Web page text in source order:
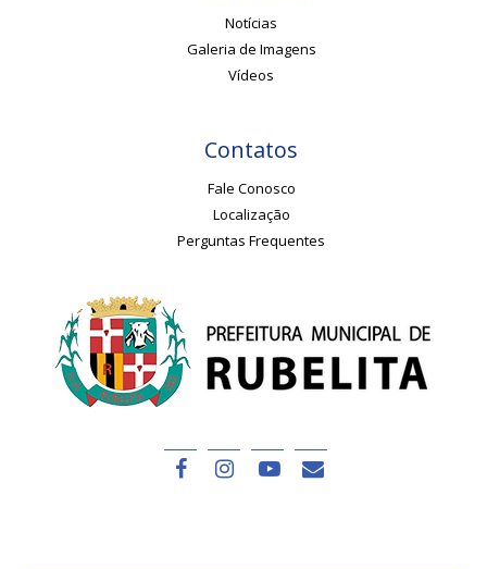
Notícias
Galeria de Imagens
Vídeos
Contatos
Fale Conosco
Localização
Perguntas Frequentes